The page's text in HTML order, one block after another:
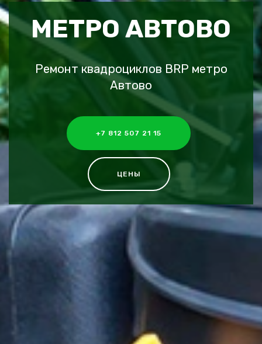
МЕТРО АВТОВО
Ремонт квадроциклов BRP метро
Автово
+7 812 507 21 15
ЦЕНЫ